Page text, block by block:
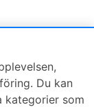
Du kan
kategorier som
produkt